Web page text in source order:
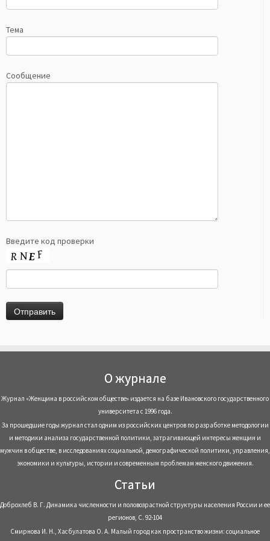
Тема
Сообщение
Введите код проверки
О журнале
Журнал «Женщина в российском обществе» издается на базе Ивановского государственного
университета с 1996 года.
За прошедшие годы журнал стал одним из российских центров по разработке методологии
и методики анализа государственной политики, затрагивающей интересы женщин и
мужчин в обществе, в исследованиях социальной, демографической политики, управления,
экономики и культуры, истории и современным проблемам женского движения.
Статьи
Доброхлеб В. Г. Динамика численности и половозрастной структуры населения России и ее
регионов, С. 92-104
Смирнова И. Н., Хасбулатова О. А. Малый город как пространство жизни: социальное